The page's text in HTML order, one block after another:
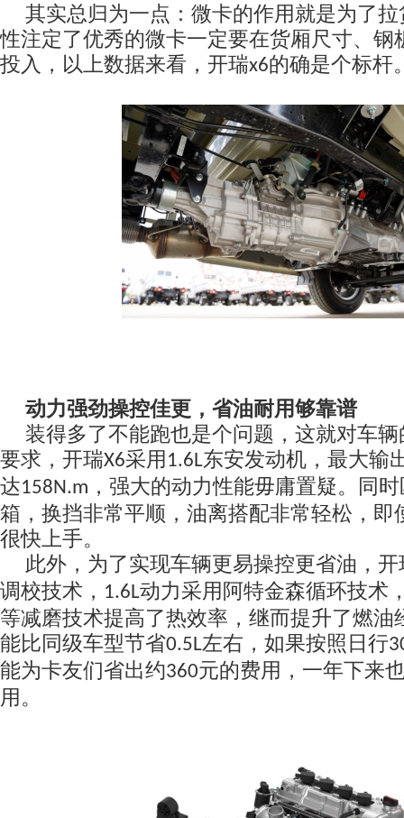
其实总归为一点：微卡的作用就是为了
性注定了优秀的微卡一定要在货厢尺寸、钢
投入，以上数据来看，开瑞x6的确是个标杆
动力强劲操控佳更，省油耐用够靠谱
装得多了不能跑也是个问题，这就对车
要求，开瑞X6采用 1.6L东安发动机，最大输
达158N.m ，强大的动力性能毋庸置疑。同
箱，换挡非常平顺，油离搭配非常轻松，即
很快上手。
此外，为了实现车辆更易操控更省油，开
调校技术， 1.6L动力采用阿特金森循环技术
等减磨技术提高了热效率，继而提升了燃油
能比同级车型节省0.5L左右，如果按照日行
能为卡友们省出约360元的费用，一年下来
用。